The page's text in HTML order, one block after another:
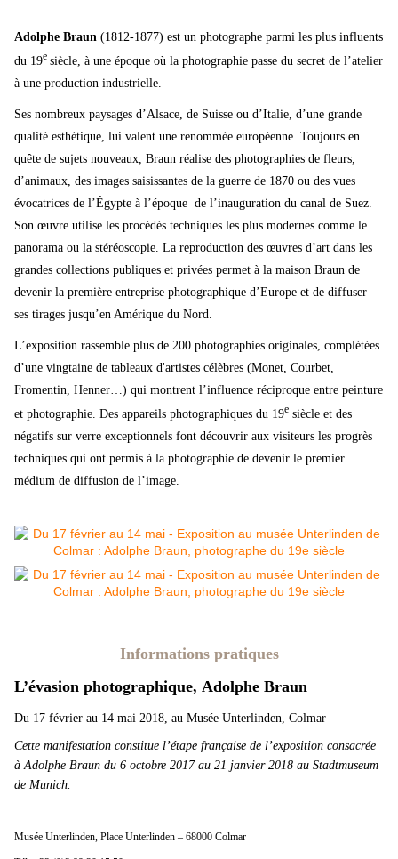
Adolphe Braun (1812-1877) est un photographe parmi les plus influents
du 19e siècle, à une époque où la photographie passe du secret de l’atelier
à une production industrielle.
Ses nombreux paysages d’Alsace, de Suisse ou d’Italie, d’une grande
qualité esthétique, lui valent une renommée européenne. Toujours en
quête de sujets nouveaux, Braun réalise des photographies de fleurs,
d’animaux, des images saisissantes de la guerre de 1870 ou des vues
évocatrices de l’Égypte à l’époque de l’inauguration du canal de Suez.
Son œuvre utilise les procédés techniques les plus modernes comme le
panorama ou la stéréoscopie. La reproduction des œuvres d’art dans les
grandes collections publiques et privées permet à la maison Braun de
devenir la première entreprise photographique d’Europe et de diffuser
ses tirages jusqu’en Amérique du Nord.
L’exposition rassemble plus de 200 photographies originales, complétées
d’une vingtaine de tableaux d'artistes célèbres (Monet, Courbet,
Fromentin, Henner…) qui montrent l’influence réciproque entre peinture
et photographie. Des appareils photographiques du 19e siècle et des
négatifs sur verre exceptionnels font découvrir aux visiteurs les progrès
techniques qui ont permis à la photographie de devenir le premier
médium de diffusion de l’image.
Informations pratiques
L’évasion photographique, Adolphe Braun
Du 17 février au 14 mai 2018, au Musée Unterlinden, Colmar
Cette manifestation constitue l’étape française de l’exposition consacrée
à Adolphe Braun du 6 octobre 2017 au 21 janvier 2018 au Stadtmuseum
de Munich.
Musée Unterlinden, Place Unterlinden – 68000 Colmar